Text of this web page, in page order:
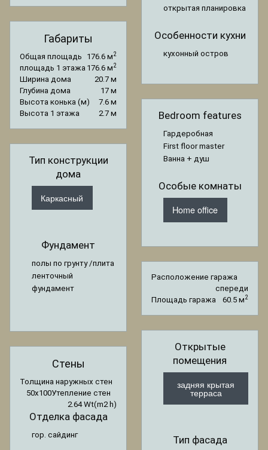
Габариты
Общая площадь 176.6 м2
площадь 1 этажа 176.6 м2
Ширина дома
20.7 м
Глубина дома
17 м
Высота конька (м)
7.6 м
Высота 1 этажа
2.7 м
Тип конструкции
дома
Каркасный
Фундамент
полы по грунту /плита
ленточный
фундамент
Стены
Толщина наружных стен
50x100Утепление стен
2.64 Wt(m2 h)
Отделка фасада
гор. сайдинг
открытая планировка
Особенности кухни
кухонный остров
Bedroom features
Гардеробная
First floor master
Ванна + душ
Особые комнаты
Home office
Расположение гаража
спереди
Площадь гаража
60.5 м2
Открытые
помещения
задняя крытая
терраса
Тип фасада